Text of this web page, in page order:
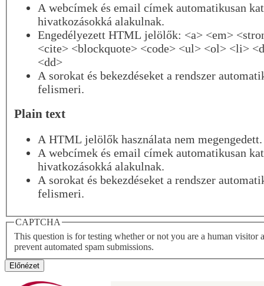
A webcímek és email címek automatikusan
hivatkozásokká alakulnak.
Engedélyezett HTML jelölők: <a> <em>
<cite> <blockquote> <code> <ul> <ol> <li>
<dd>
A sorokat és bekezdéseket a rendszer
felismeri.
Plain text
A HTML jelölők használata nem megengedett.
A webcímek és email címek automatikusan
hivatkozásokká alakulnak.
A sorokat és bekezdéseket a rendszer
felismeri.
CAPTCHA
This question is for testing whether or not you are a human visitor
prevent automated spam submissions.